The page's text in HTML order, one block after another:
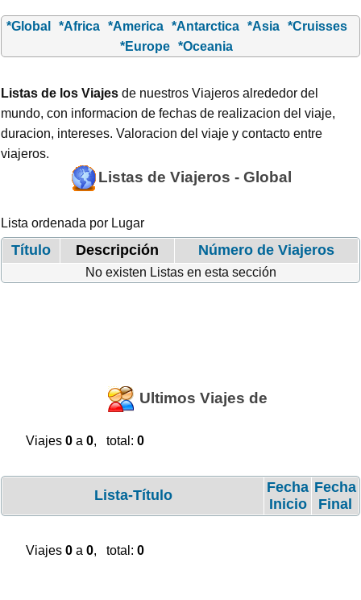
*Global *Africa *America *Antarctica *Asia
*Cruisses
*Europe *Oceania
Listas de los Viajes de nuestros Viajeros alrededor del
mundo, con informacion de fechas de realizacion del viaje,
duracion, intereses. Valoracion del viaje y contacto entre
viajeros.
Listas de Viajeros - Global
Lista ordenada por Lugar
Título Descripción Número de Viajeros
No existen Listas en esta sección
Ultimos Viajes de
Viajes 0a 0, total: 0
Lista-Título
Fecha
Inicio
Fecha
Final
Viajes 0a 0, total: 0